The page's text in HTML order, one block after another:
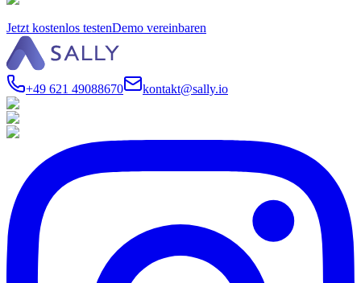
Jetzt kostenlos testenDemo vereinbaren
+49 621 49088670 kontakt@sally.io